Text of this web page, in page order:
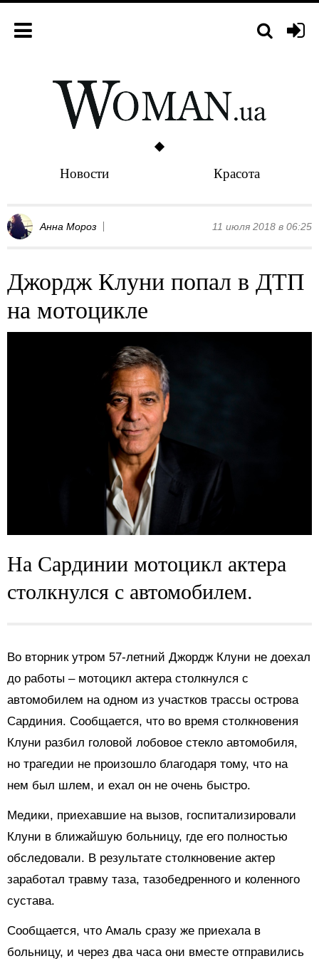
Новости Красота
Анна Мороз 11 июля 2018 в 06:25
Джордж Клуни попал в ДТП
на мотоцикле
На Сардинии мотоцикл актера
столкнулся с автомобилем.
Во вторник утром 57-летний Джордж Клуни не доехал
до работы – мотоцикл актера столкнулся с
автомобилем на одном из участков трассы острова
Сардиния. Сообщается, что во время столкновения
Клуни разбил головой лобовое стекло автомобиля,
но трагедии не произошло благодаря тому, что на
нем был шлем, и ехал он не очень быстро.
Медики, приехавшие на вызов, госпитализировали
Клуни в ближайшую больницу, где его полностью
обследовали. В результате столкновение актер
заработал травму таза, тазобедренного и коленного
сустава.
Сообщается, что Амаль сразу же приехала в
больницу, и через два часа они вместе отправились